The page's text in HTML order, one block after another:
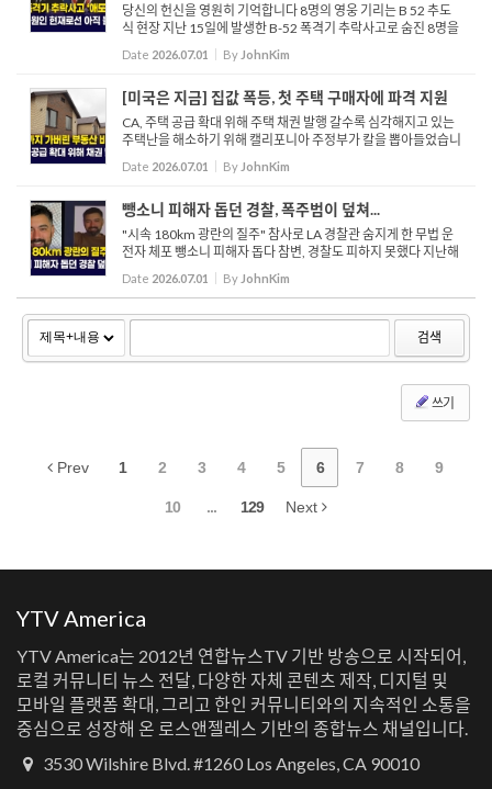
당신의 헌신을 영원히 기억합니다 8명의 영웅 기리는 B 52 추도
식 현장 지난 15일에 발생한 B-52 폭격기 추락사고로 숨진 8명을
기리기 위한 추도식이 지난 29일 거행됐습니다. 이날 저녁 행사에
는 슬픔에 잠긴 유...
Date 2026.07.01 By JohnKim
[미국은 지금] 집값 폭등, 첫 주택 구매자에 파격 지원
CA, 주택 공급 확대 위해 주택 채권 발행 갈수록 심각해지고 있는
주택난을 해소하기 위해 캘리포니아 주정부가 칼을 뽑아들었습니
다. 개빈 뉴섬 주지사와 주의회는 ‘2026년 퇴역 군인 및 저렴한 주
택 채권법’을 상정해 오...
Date 2026.07.01 By JohnKim
뺑소니 피해자 돕던 경찰, 폭주범이 덮쳐...
"시속 180km 광란의 질주" 참사로 LA 경찰관 숨지게 한 무법 운
전자 체포 뺑소니 피해자 돕다 참변, 경찰도 피하지 못했다 지난해
6월, LA 405번 프리웨이에서 과속으로 질주하다 LAPD 경사와 민
간인 남성을 치어 숨지게 한 36세 남성이 2급 살인 혐의로 기소...
Date 2026.07.01 By JohnKim
검색
쓰기
Prev 1 2 3 4 5 6 7 8 9
10 ... 129 Next
YTV America
YTV America는 2012년 연합뉴스TV 기반 방송으로 시작되어,
로컬 커뮤니티 뉴스 전달, 다양한 자체 콘텐츠 제작, 디지털 및
모바일 플랫폼 확대, 그리고 한인 커뮤니티와의 지속적인 소통을
중심으로 성장해 온 로스앤젤레스 기반의 종합뉴스 채널입니다.
3530 Wilshire Blvd. #1260 Los Angeles, CA 90010